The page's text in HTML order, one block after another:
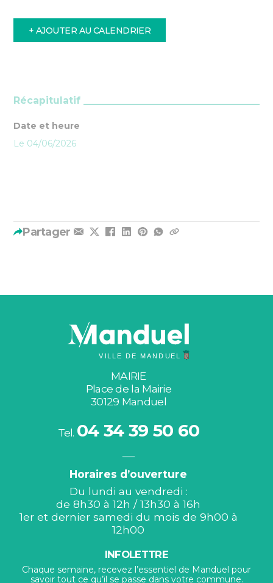
+ AJOUTER AU CALENDRIER
Récapitulatif
Date et heure
Le 04/06/2026
Partager
MAIRIE
Place de la Mairie
30129 Manduel
Tel. 04 34 39 50 60
Horaires d’ouverture
Du lundi au vendredi :
de 8h30 à 12h / 13h30 à 16h
1er et dernier samedi du mois de 9h00 à
12h00
INFOLETTRE
Chaque semaine, recevez l’essentiel de Manduel pour
savoir tout ce qu’il se passe dans votre commune.